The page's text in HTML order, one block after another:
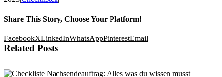
Share This Story, Choose Your Platform!
FacebookXLinkedInWhatsAppPinterestEmail
Related Posts